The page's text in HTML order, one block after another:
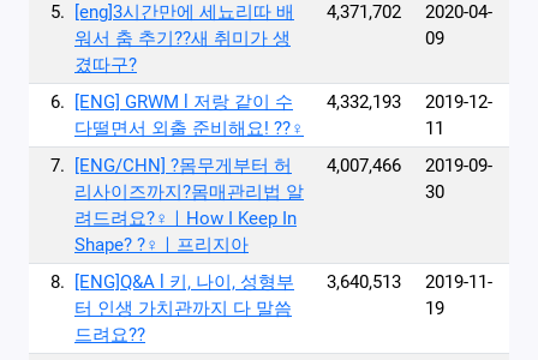
5.
[eng]3시간만에 세뇨리따 배
워서 춤 추기??새 취미가 생
겼따구?
4,371,702
2020-04-
09
6.
[ENG] GRWM l 저랑 같이 수
다떨면서 외출 준비해요! ??‍♀️
4,332,193
2019-12-
11
7.
[ENG/CHN] ?몸무게부터 허
리사이즈까지?몸매관리법 알
려드려요?‍♀️ㅣHow I Keep In
Shape? ?‍♀️ㅣ프리지아
4,007,466
2019-09-
30
8.
[ENG]Q&A l 키, 나이, 성형부
터 인생 가치관까지 다 말씀
드려요??
3,640,513
2019-11-
19